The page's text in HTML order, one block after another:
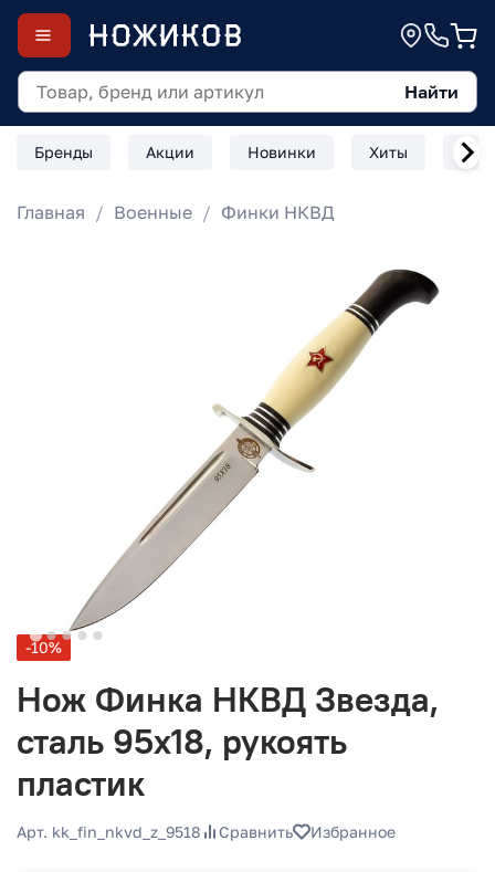
Найти
Бренды Акции Новинки Хиты
Главная Военные Финки НКВД
-10%
Нож Финка НКВД Звезда,
сталь 95х18, рукоять
пластик
Арт. kk_fin_nkvd_z_9518 Сравнить Избранное